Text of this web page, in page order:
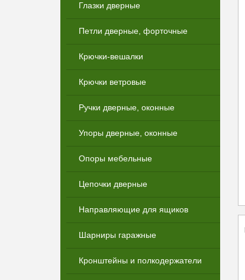
Глазки дверные
Петли дверные, форточные
Крючки-вешалки
Крючки ветровые
Ручки дверные, оконные
Упоры дверные, оконные
Опоры мебельные
Цепочки дверные
Направляющие для ящиков
Шарниры гаражные
Кронштейны и полкодержатели